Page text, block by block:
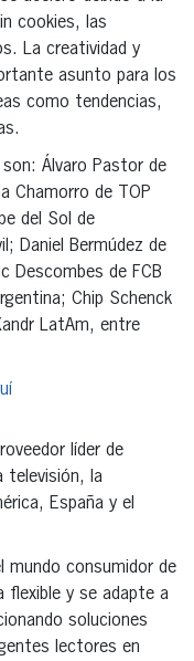
cookies, las
La creatividad y
asunto para los
como tendencias,
Álvaro Pastor de
Chamorro de TOP
del Sol de
Daniel Bermúdez de
Descombes de FCB
Chip Schenck
LatAm, entre
líder de
televisión, la
España y el
mundo consumidor de
flexible y se adapte a
soluciones
lectores en